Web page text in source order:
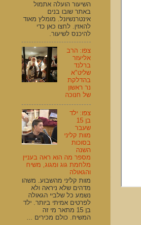
השיעור הועלה אתמול
באתר שובו בנים
אינטרנשיונל. מומלץ מאוד
להאזין. לחצו כאן כדי
להיכנס לשיעור.
צפו: הרב
אליעזר
ברלנד
שליט"א
בהדלקת
נר ראשון
של חנוכה
צפו: ילד
בן 15
שעבר
מוות קליני
בסוכות
השנה
מספר מה הוא ראה בעניין
מלחמת גוג ומגוג, משיח
והגאולה
מוות קליני מהשבוע. משהו
מדהים שלא ניראה ולא
נשמע כל שלביי הגאולה
לפרטים אמיתי ביותר. ילד
בן 15 מתאר מי זה
המשיח. כולם מכירים ...